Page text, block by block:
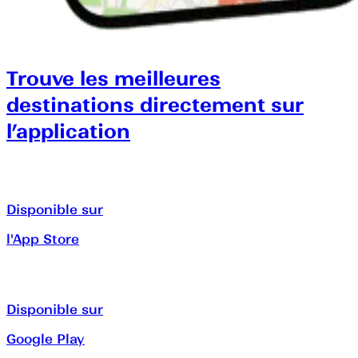
Trouve les meilleures
destinations directement sur
l’application
Disponible sur
l'App Store
Disponible sur
Google Play